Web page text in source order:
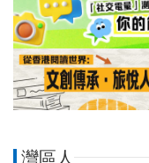
灣區人